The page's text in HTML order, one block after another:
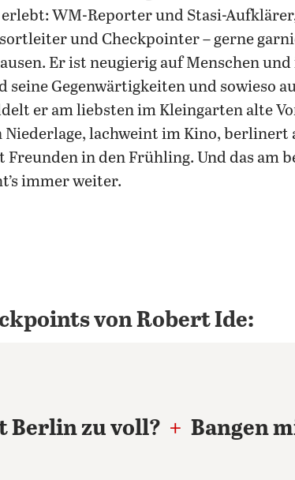
erlebt: WM-Reporter und Stasi-
und Checkpointer – gerne
Er ist neugierig auf Menschen
seine Gegenwärtigkeiten und sowieso
er am liebsten im Kleingarten alte
lachweint im Kino, berlinert
in den Frühling. Und das am
immer weiter.
von Robert Ide:
Berlin zu voll? + Bangen